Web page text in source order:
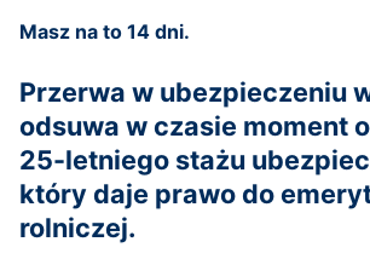
Masz na to 14 dni.
Przerwa w ubezpieczeniu
odsuwa w czasie moment
25-letniego stażu
który daje prawo do
rolniczej.